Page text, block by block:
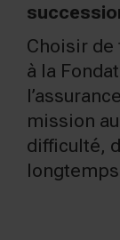
Choisir de
à la
mission
difficulté,